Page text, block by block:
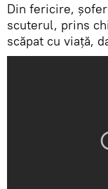
Din fericire,
scuterul, prins
scăpat cu viață,